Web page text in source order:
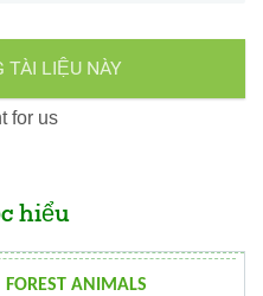
TÀI LIỆU NÀY
for us
hiểu
FOREST ANIMALS